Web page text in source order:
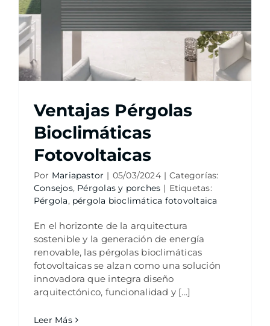
Ventajas Pérgolas
Bioclimáticas
Fotovoltaicas
Por Mariapastor | 05/03/2024 | Categorías:
Consejos, Pérgolas y porches | Etiquetas:
Pérgola, pérgola bioclimática fotovoltaica
En el horizonte de la arquitectura
sostenible y la generación de energía
renovable, las pérgolas bioclimáticas
fotovoltaicas se alzan como una solución
innovadora que integra diseño
arquitectónico, funcionalidad y [...]
Leer Más